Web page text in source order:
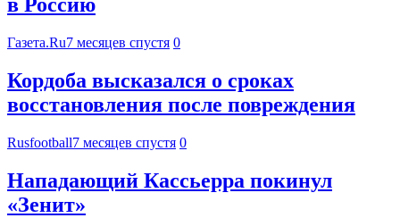
в Россию
Газета.Ru7 месяцев спустя 0
Кордоба высказался о сроках
восстановления после повреждения
Rusfootball7 месяцев спустя 0
Нападающий Кассьерра покинул
«Зенит»